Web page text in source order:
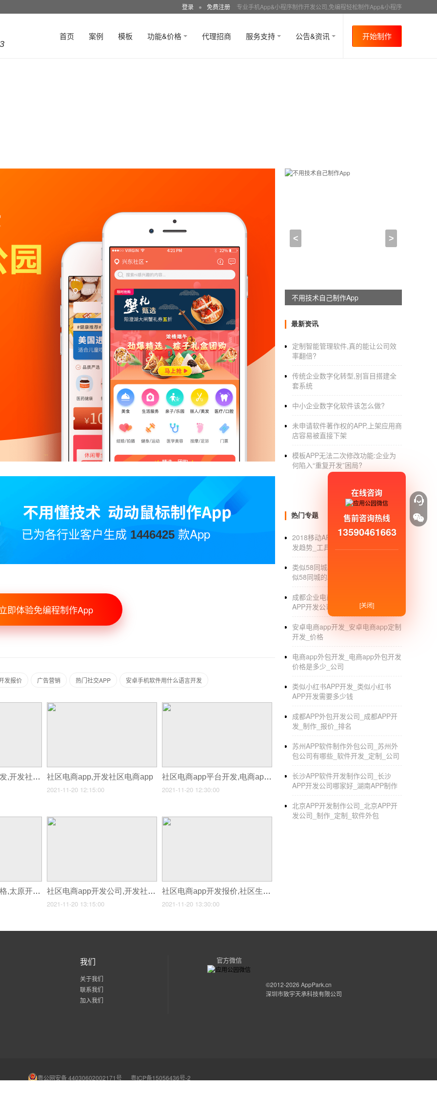
登录 ● 免费注册 专业手机App&小程序制作开发公司,免编程轻松制作App&小程序
首页 案例 模板 功能&价格 代理招商 服务支持 公告&资讯 开始制作
2021-04-22 14:30:00
互联网餐厅预约APP软件指出线上预约
预约APP软件平台上，会根据用户的基本需
够享用美食，不用一直盲目等下去；对餐厅
的点击内容、搜索内容以及购买内容等等。
当当是知名的综合性网上购书商城，因
素，越简单的APP软件开发时间越短，成本自
人工成本较为昂贵。如果只是简单的一个小
费用会较高，而且缴纳年费也会有一定的麻
题。因此可见，开发类似当当的APP软件需
预览购买：你可以通过在线阅读图书，然后
线搜索：如果你有特定的要求，你可以通过
购买，在你预览完成之后就可以进行购买，
已为各行业客户生成 1446425 款App
即体验免编程制作App
发报价 广告营销 热门社交APP 安卓手机软件用什么语言开发
社区生鲜电商app开发,开发社区电商app 社区电商app,开发社区电商app
2021-11-20 12:15:00
社区电商app平台开发,电商app开发思路
2021-11-20 12:30:00
社区电商app开发价格,太原开发社区团购app价格 社区电商app开发公司,开发社区电商app
2021-11-20 13:15:00
社区电商app开发报价,社区生鲜电商app开发
2021-11-20 13:30:00
< >
不用技术自己制作App
最新资讯
定制智能管理软件,真的能让公司效
率翻倍?
传统企业数字化转型,别盲目搭建全
套系统
中小企业数字化软件该怎么做?
未申请软件著作权的APP,上架应用商
店容易被直接下架
模板APP无法二次修改功能:企业为
何陷入“重复开发”困局?
热门专题
2018移动APP开发_2018移动APP开
发趋势_工具_流程
类似58同城app怎么制作_做一款类
似58同城的APP要多少钱
成都企业电商APP开发_成都电商
APP开发公司怎么选_流程
安卓电商app开发_安卓电商app定制
开发_价格
电商app外包开发_电商app外包开发
价格是多少_公司
类似小红书APP开发_类似小红书
APP开发需要多少钱
成都APP外包开发公司_成都APP开
发_制作_报价_排名
苏州APP软件制作外包公司_苏州外
包公司有哪些_软件开发_定制_公司
长沙APP软件开发制作公司_长沙
APP开发公司哪家好_湖南APP制作
北京APP开发制作公司_北京APP开
发公司_制作_定制_软件外包
我们
关于我们
联系我们
加入我们
官方微信
©2012-2026 AppPark.cn
深圳市致宇天承科技有限公司
粤公网安备 44030602002171号 粤ICP备15056436号-2
在线咨询
售前咨询热线
13590461663
[关闭]